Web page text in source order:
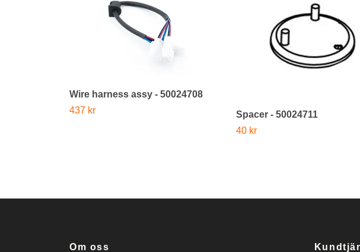
Wire harness assy - 50024708
437 kr
Spacer - 50024711
40 kr
Om oss